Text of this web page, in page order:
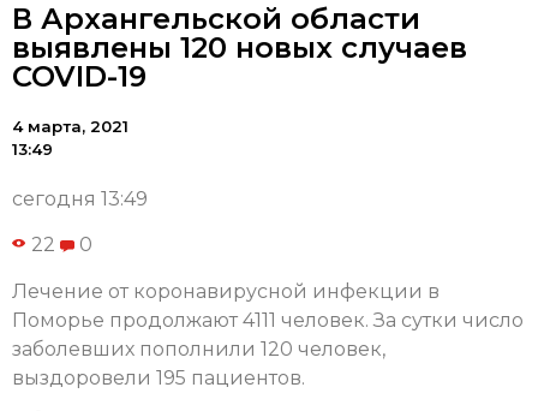
В Архангельской области
выявлены 120 новых случаев
COVID-19
4 марта, 2021
13:49
сегодня 13:49
22 0
Лечение от коронавирусной инфекции в
Поморье продолжают 4111 человек. За сутки число
заболевших пополнили 120 человек,
выздоровели 195 пациентов.